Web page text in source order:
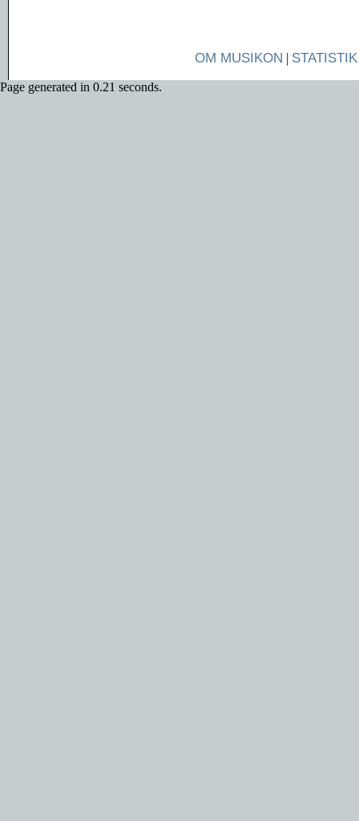
OM MUSIKON | STATISTIK
Page generated in 0.21 seconds.